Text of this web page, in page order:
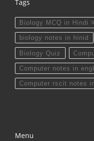
Tags
Biology MCQ in Hindi
biology notes in hinid
Biology Quiz
Computer notes in
Computer rscit notes
Menu